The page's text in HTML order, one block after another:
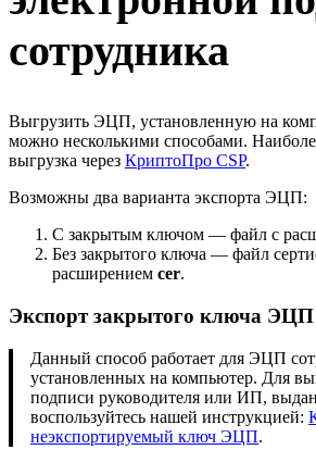
сотрудника
Выгрузить ЭЦП, установленную на
можно несколькими способами.
выгрузка через КриптоПро CSP.
Возможны два варианта экспорта ЭЦП:
С закрытым ключом — файл с
Без закрытого ключа — файл
расширением cer.
Экспорт закрытого ключа ЭЦП
Данный способ работает для ЭЦП
установленных на компьютер. Для
подписи руководителя или ИП,
воспользуйтесь нашей инструкцией:
неэкспортируемый ключ ЭЦП.